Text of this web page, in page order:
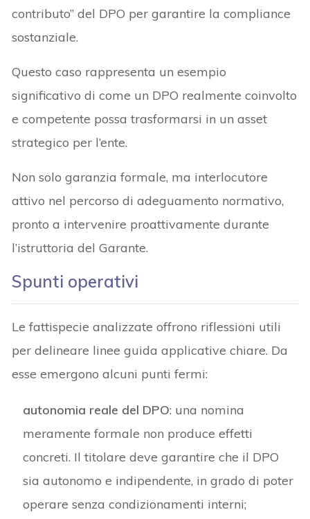
contributo” del DPO per garantire la compliance
sostanziale.
Questo caso rappresenta un esempio
significativo di come un DPO realmente coinvolto
e competente possa trasformarsi in un asset
strategico per l’ente.
Non solo garanzia formale, ma interlocutore
attivo nel percorso di adeguamento normativo,
pronto a intervenire proattivamente durante
l’istruttoria del Garante.
Spunti operativi
Le fattispecie analizzate offrono riflessioni utili
per delineare linee guida applicative chiare. Da
esse emergono alcuni punti fermi:
autonomia reale del DPO: una nomina
meramente formale non produce effetti
concreti. Il titolare deve garantire che il DPO
sia autonomo e indipendente, in grado di poter
operare senza condizionamenti interni;